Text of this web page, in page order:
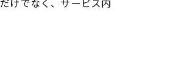
けでなく、サービス内